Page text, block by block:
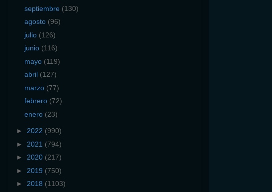
septiembre (130)
agosto (96)
julio (126)
junio (116)
mayo (119)
abril (127)
marzo (77)
febrero (72)
enero (23)
► 2022 (990)
► 2021 (794)
► 2020 (217)
► 2019 (750)
► 2018 (1103)